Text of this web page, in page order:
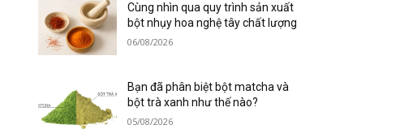
Cùng nhìn qua quy trình sản xuất
bột nhụy hoa nghệ tây chất lượng
06/08/2026
Bạn đã phân biệt bột matcha và
bột trà xanh như thế nào?
05/08/2026